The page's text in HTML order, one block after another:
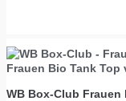
Frauen Bio Tank Top
WB Box-Club Frauen